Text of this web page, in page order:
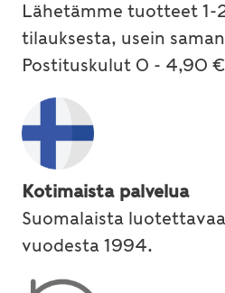
Lähetämme tuotteet 1-
tilauksesta, usein
Postituskulut 0 - 4,90
Kotimaista palvelua
Suomalaista
vuodesta 1994.